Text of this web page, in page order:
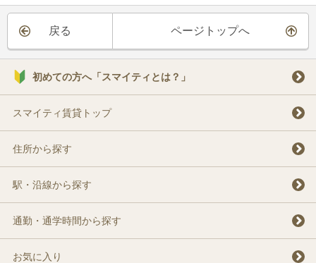
戻る ページトップへ
初めての方へ「スマイティとは？」
スマイティ賃貸トップ
住所から探す
駅・沿線から探す
通勤・通学時間から探す
お気に入り